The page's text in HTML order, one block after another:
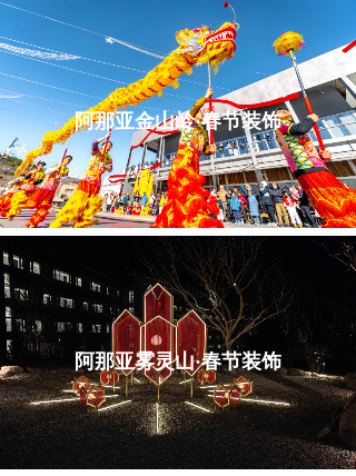
阿那亚金山岭·春节装饰
阿那亚雾灵山·春节装饰